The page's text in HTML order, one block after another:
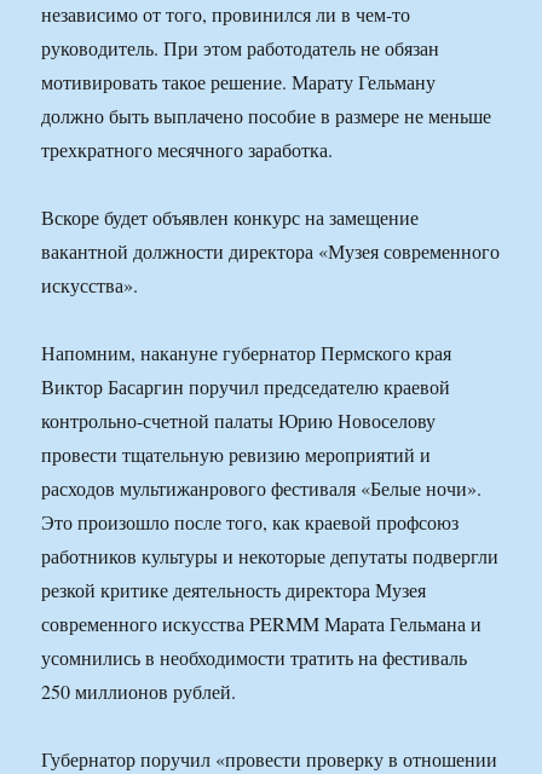
независимо от того, провинился ли в чем-то
руководитель. При этом работодатель не обязан
мотивировать такое решение. Марату Гельману
должно быть выплачено пособие в размере не меньше
трехкратного месячного заработка.
Вскоре будет объявлен конкурс на замещение
вакантной должности директора «Музея современного
искусства».
Напомним, накануне губернатор Пермского края
Виктор Басаргин поручил председателю краевой
контрольно-счетной палаты Юрию Новоселову
провести тщательную ревизию мероприятий и
расходов мультижанрового фестиваля «Белые ночи».
Это произошло после того, как краевой профсоюз
работников культуры и некоторые депутаты подвергли
резкой критике деятельность директора Музея
современного искусства PERMM Марата Гельмана и
усомнились в необходимости тратить на фестиваль
250 миллионов рублей.
Губернатор поручил «провести проверку в отношении